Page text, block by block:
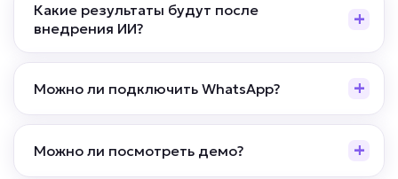
• Ответ ученику за 5–30 секунд
• До +30% завершения обучения и
выполнения домашних заданий
от 59 000 ₽ под ключ
Какие результаты будут после
внедрения ИИ?
Можно ли подключить WhatsApp?
Можно ли посмотреть демо?